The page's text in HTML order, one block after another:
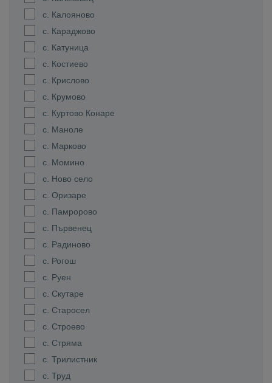
с. Калояново
с. Караджово
с. Катуница
с. Костиево
с. Крислово
с. Крумово
с. Куртово Конаре
с. Маноле
с. Марково
с. Момино
с. Ново село
с. Оризаре
с. Памророво
с. Първенец
с. Радиново
с. Рогош
с. Руен
с. Скутаре
с. Старосел
с. Строево
с. Стряма
с. Трилистник
с. Труд